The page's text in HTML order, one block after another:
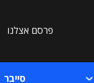
פרסם אצלנו
סייבר